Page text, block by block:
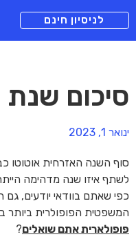
לניסיון חינם
סיכום שנת 2022 בקליגל
ינואר 1, 2023
סוף השנה האזרחית אוטוטו
לשתף איזו שנה מדהימה
כפי שאתם בוודאי יודעים, גם
המשפטית הפופולרית ביותר
פופולארית אתם שואלים?